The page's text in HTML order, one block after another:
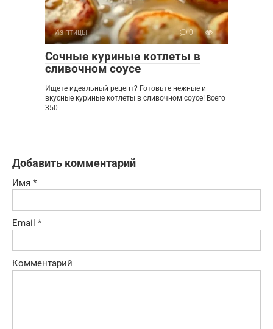
Из птицы 0
Сочные куриные котлеты в
сливочном соусе
Ищете идеальный рецепт? Готовьте нежные и
вкусные куриные котлеты в сливочном соусе! Всего
350
Добавить комментарий
Имя *
Email *
Комментарий